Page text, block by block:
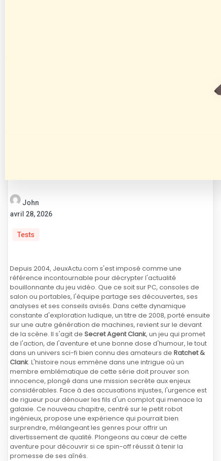
John
avril 28, 2026
Tests
Depuis 2004, JeuxActu.com s'est imposé comme une
référence incontournable pour décrypter l'actualité
bouillonnante du jeu vidéo. Que ce soit sur PC, consoles de
salon ou portables, l'équipe partage ses découvertes, ses
analyses et ses conseils avisés. Dans cette dynamique
constante d'exploration ludique, un titre de 2008, porté ensuite
sur une autre génération de machines, revient sur le devant
de la scène. Il s'agit de Secret Agent Clank, un jeu qui promet
de l'action, de l'aventure et une bonne dose d'humour, le tout
dans un univers sci-fi bien connu des amateurs de Ratchet &
Clank. L'histoire nous emmène dans une intrigue où un
membre emblématique de cette série doit prouver son
innocence, plongé dans une mission secrète aux enjeux
considérables. Face à des accusations injustes, l'urgence est
de rigueur pour dénouer les fils d'un complot qui menace la
galaxie. Ce nouveau chapitre, centré sur le petit robot
ingénieux, propose une expérience qui pourrait bien
surprendre, mélangeant les genres pour offrir un
divertissement de qualité. Plongeons au cœur de cette
aventure pour découvrir si ce spin-off réussit à tenir la
promesse de ses aînés.